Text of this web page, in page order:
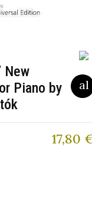
New
Piano by
17,80